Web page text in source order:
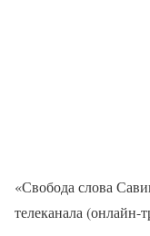
«Свобода слова
телеканала (онлайн-